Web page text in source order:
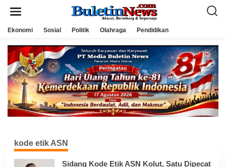
Ekonomi Sosial Politik Olahraga Pendidikan
kode etik ASN
Sidang Kode Etik ASN Kolut, Satu Dipecat